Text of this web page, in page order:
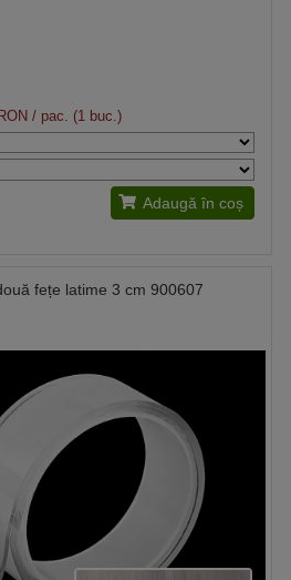
/ pac. (1 buc.)
Adaugă în coș
fețe latime 3 cm 900607